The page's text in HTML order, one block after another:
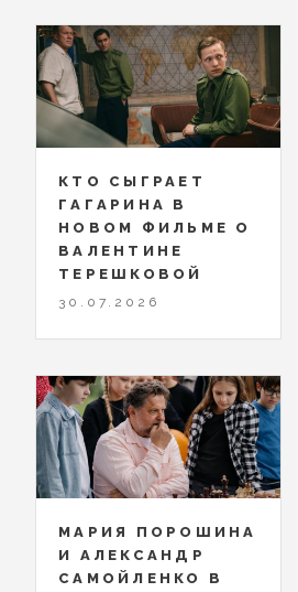
КТО СЫГРАЕТ
ГАГАРИНА В
НОВОМ ФИЛЬМЕ О
ВАЛЕНТИНЕ
ТЕРЕШКОВОЙ
30.07.2026
МАРИЯ ПОРОШИНА
И АЛЕКСАНДР
САМОЙЛЕНКО В